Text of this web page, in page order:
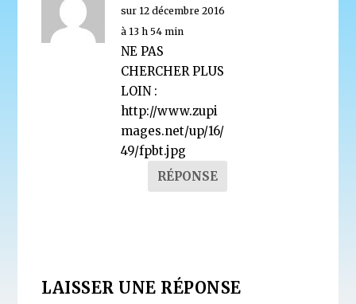
sur 12 décembre 2016
à 13 h 54 min
NE PAS
CHERCHER PLUS
LOIN :
http://www.zupi
mages.net/up/16/
49/fpbt.jpg
RÉPONSE
LAISSER UNE RÉPONSE